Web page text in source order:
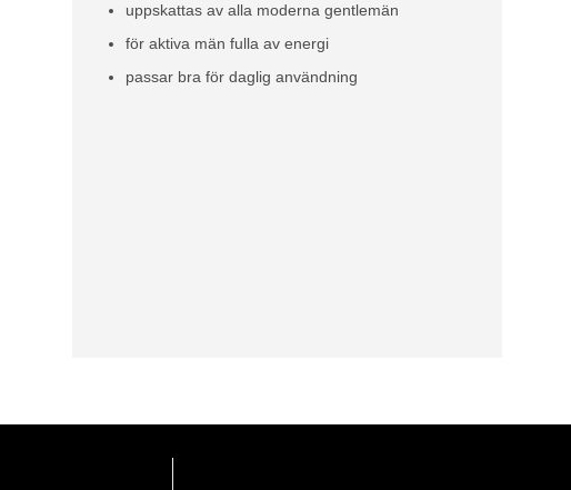
uppskattas av alla moderna gentlemän
för aktiva män fulla av energi
passar bra för daglig användning